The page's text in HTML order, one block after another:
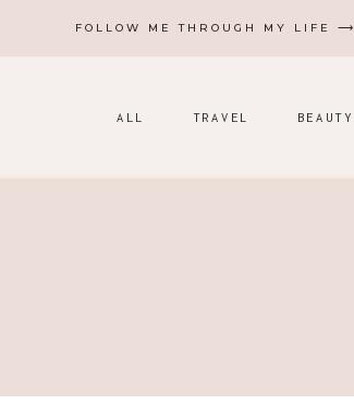
FOLLOW ME THROUGH MY LIFE ⟶
ALL TRAVEL BEAUTY